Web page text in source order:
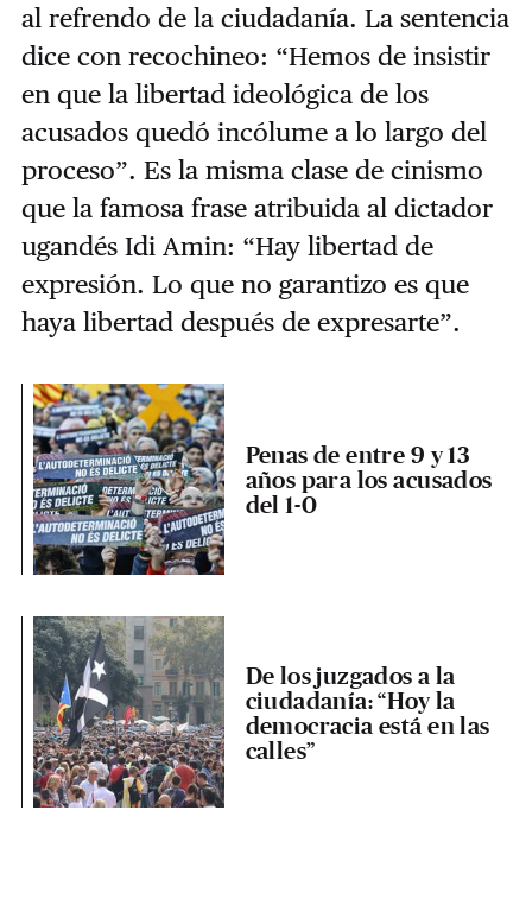
al refrendo de la ciudadanía. La sentencia
dice con recochineo: “Hemos de insistir
en que la libertad ideológica de los
acusados quedó incólume a lo largo del
proceso”. Es la misma clase de cinismo
que la famosa frase atribuida al dictador
ugandés Idi Amin: “Hay libertad de
expresión. Lo que no garantizo es que
haya libertad después de expresarte”.
Penas de entre 9 y 13
años para los acusados
del 1-0
De los juzgados a la
ciudadanía: “Hoy la
democracia está en las
calles”